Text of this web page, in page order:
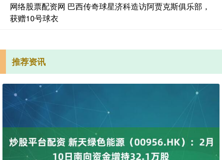
网络股票配资网 巴西传奇球星济科造访阿贾克斯俱乐部，
获赠10号球衣
推荐资讯